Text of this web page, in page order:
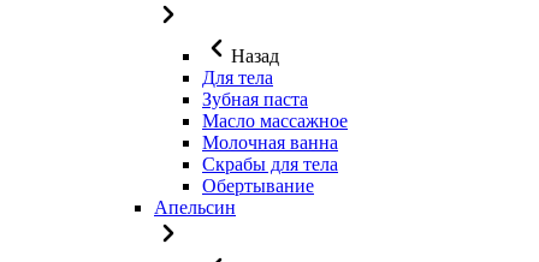
Назад
Для тела
Зубная паста
Масло массажное
Молочная ванна
Скрабы для тела
Обертывание
Апельсин